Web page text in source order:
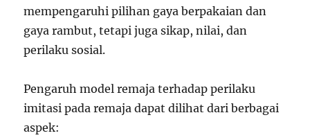
mempengaruhi pilihan gaya berpakaian dan
gaya rambut, tetapi juga sikap, nilai, dan
perilaku sosial.
Pengaruh model remaja terhadap perilaku
imitasi pada remaja dapat dilihat dari berbagai
aspek: